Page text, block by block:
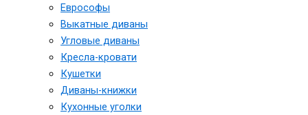
Еврософы
Выкатные диваны
Угловые диваны
Кресла-кровати
Кушетки
Диваны-книжки
Кухонные уголки